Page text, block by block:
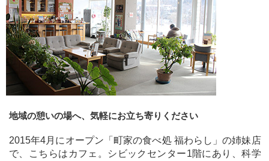
地域の憩いの場へ、気軽にお立ち寄りください
2015年4月にオープン「町家の食べ処 福わらし」の姉妹店
で、こちらはカフェ。シビックセンター1階にあり、科学